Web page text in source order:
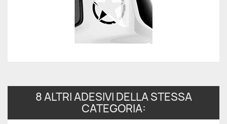
8 ALTRI ADESIVI DELLA STESSA
CATEGORIA: